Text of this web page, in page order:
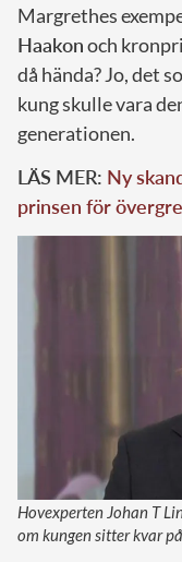
Margrethes
Haakonoch
då hända? Jo, det
kung skulle vara
generationen.
LÄS MER: Ny
prinsen för
Hovexperten Johan T
om kungen sitter kvar